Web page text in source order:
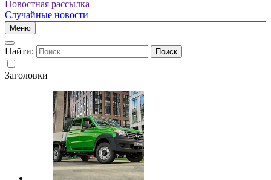
Новостная рассылка
Случайные новости
Меню
Найти:
Заголовки